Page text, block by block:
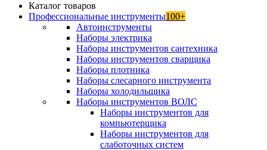
Каталог товаров
Профессиональные инструменты100+
Автоинструменты
Наборы электрика
Наборы инструментов сантехника
Наборы инструментов сварщика
Наборы плотника
Наборы слесарного инструмента
Наборы холодильщика
Наборы инструментов ВОЛС
Наборы инструментов для
компьютерщика
Наборы инструментов для
слаботочных систем